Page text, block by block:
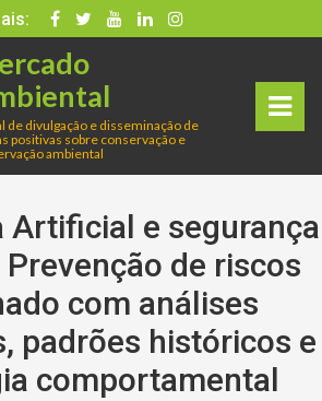
de divulgação e disseminação de
positivas sobre conservação e
ambiental
Men
Artificial e segurança
Prevenção de riscos
com análises
padrões históricos e
comportamental